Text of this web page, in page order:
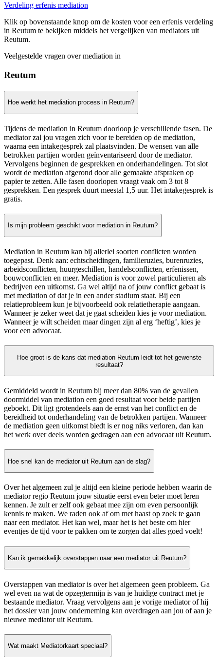
Verdeling erfenis mediation
Klik op bovenstaande knop om de kosten voor een erfenis verdeling
in Reutum te bekijken middels het vergelijken van mediators uit
Reutum.
Veelgestelde vragen over mediation in
Reutum
Hoe werkt het mediation process in Reutum?
Tijdens de mediation in Reutum doorloop je verschillende fasen. De
mediator zal jou vragen zich voor te bereiden op de mediation,
waarna een intakegesprek zal plaatsvinden. De wensen van alle
betrokken partijen worden geïnventariseerd door de mediator.
Vervolgens beginnen de gesprekken en onderhandelingen. Tot slot
wordt de mediation afgerond door alle gemaakte afspraken op
papier te zetten. Alle fasen doorlopen vraagt vaak om 3 tot 8
gesprekken. Een gesprek duurt meestal 1,5 uur. Het intakegesprek is
gratis.
Is mijn probleem geschikt voor mediation in Reutum?
Mediation in Reutum kan bij allerlei soorten conflicten worden
toegepast. Denk aan: echtscheidingen, familieruzies, burenruzies,
arbeidsconflicten, huurgeschillen, handelsconflicten, erfenissen,
bouwconflicten en meer. Mediation is voor zowel particulieren als
bedrijven een uitkomst. Ga wel altijd na of jouw conflict gebaat is
met mediation of dat je in een ander stadium staat. Bij een
relatieprobleem kun je bijvoorbeeld ook relatietherapie aangaan.
Wanneer je zeker weet dat je gaat scheiden kies je voor mediation.
Wanneer je wilt scheiden maar dingen zijn al erg ‘heftig’, kies je
voor een advocaat.
Hoe groot is de kans dat mediation Reutum leidt tot het gewenste
resultaat?
Gemiddeld wordt in Reutum bij meer dan 80% van de gevallen
doormiddel van mediation een goed resultaat voor beide partijen
geboekt. Dit ligt grotendeels aan de ernst van het conflict en de
bereidheid tot onderhandeling van de betrokken partijen. Wanneer
de mediation geen uitkomst biedt is er nog niks verloren, dan kan
het werk over deels worden gedragen aan een advocaat uit Reutum.
Hoe snel kan de mediator uit Reutum aan de slag?
Over het algemeen zul je altijd een kleine periode hebben waarin de
mediator regio Reutum jouw situatie eerst even beter moet leren
kennen. Je zult er zelf ook gebaat mee zijn om even persoonlijk
kennis te maken. We raden ook af om met haast op zoek te gaan
naar een mediator. Het kan wel, maar het is het beste om hier
eventjes de tijd voor te pakken om te zorgen dat alles goed voelt!
Kan ik gemakkelijk overstappen naar een mediator uit Reutum?
Overstappen van mediator is over het algemeen geen probleem. Ga
wel even na wat de opzegtermijn is van je huidige contract met je
bestaande mediator. Vraag vervolgens aan je vorige mediator of hij
het dossier van jouw onderneming kan overdragen aan jou of aan je
nieuwe mediator uit Reutum.
Wat maakt Mediatorkaart speciaal?